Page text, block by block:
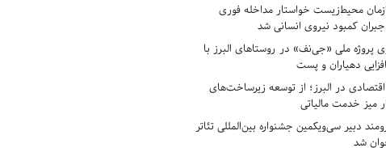
محیط‌زیست خواستار مداخله فوری
کمبود نیروی انسانی شد
پروژه ملی «جی‌نف» در روستاهای البرز با
دهیاران و پست
اقتصادی در البرز؛ از توسعه زیرساخت‌های
میز خدمت مالیاتی
دبیر سی‌ویکمین جشنواره بین‌المللی تئاتر
شد